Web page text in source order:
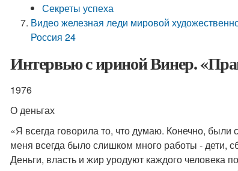
Секреты успеха
Видео железная леди мировой
Россия 24
Интервью с ириной Винер.
1976
О деньгах
«Я всегда говорила то, что думаю. Конечно,
меня всегда было слишком много работы - дети,
Деньги, власть и жир уродуют каждого человека